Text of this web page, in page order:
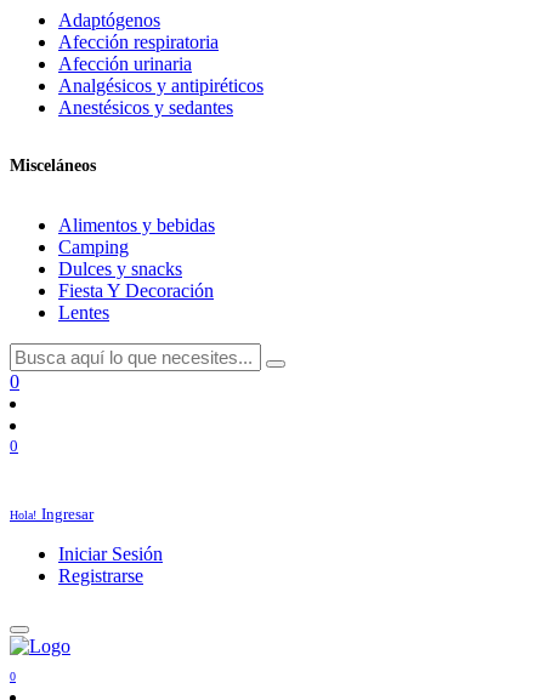
Adaptógenos
Afección respiratoria
Afección urinaria
Analgésicos y antipiréticos
Anestésicos y sedantes
Misceláneos
Alimentos y bebidas
Camping
Dulces y snacks
Fiesta Y Decoración
Lentes
0
0
Hola! Ingresar
Iniciar Sesión
Registrarse
0